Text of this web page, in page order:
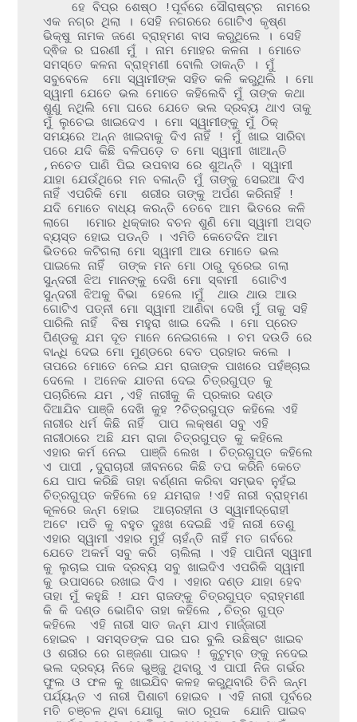
    ହେ ବିପ୍ର ଶେଷ୍ଠ !ପୂର୍ବରେ ସୌରାଷ୍ଟ୍ର  ନାମରେ
ଏକ ନଗ୍ର ଥିଲା । ସେହି ନଗରରେ ଗୋଟିଏ କୃଷ୍ଣ
ଭିକ୍ଷୁ ନାମକ ଜଣେ ବ୍ରାହ୍ମଣ ବାସ କରୁଥିଲେ । ସେହି
ଦ୍ଵିଜ ର ଘରଣୀ ମୁଁ । ନାମ ମୋହର କଳନା । ମୋତେ
ସମସ୍ତେ କଳନା ବ୍ରାହ୍ମଣୀ ବୋଲି ଡାକନ୍ତି । ମୁଁ
ସବୁବେଳେ  ମୋ ସ୍ୱାମୀଙ୍କ ସହିତ କଳି କରୁଥିଲି । ମୋ
ସ୍ୱାମୀ ଯେତେ ଭଲ ମୋତେ କହିଲେବି ମୁଁ ତାଙ୍କ କଥା
ଶୁଣୁ ନଥିଲି ମୋ ଘରେ ଯେତେ ଭଲ ଦ୍ରବ୍ୟ ଥାଏ ତାକୁ
ମୁଁ ଲୁଚେଇ ଖାଇଦେଏ । ମୋ ସ୍ୱାମୀଙ୍କୁ ମୁଁ ଠିକ୍
ସମୟରେ ଅନ୍ନ ଖାଇବାକୁ ଦିଏ ନାହିଁ ! ମୁଁ ଖାଇ ସାରିବା
ପରେ ଯଦି କିଛି ବଳିପଡ଼େ ତ ମୋ ସ୍ୱାମୀ ଖାଆନ୍ତି
,ନଚେତ ପାଣି ପିଇ ଉପବାସ ରେ ଶୁଅନ୍ତି । ସ୍ୱାମୀ
ଯାହା ଯେଉଁଥିରେ ମନ ବଳାନ୍ତି ମୁଁ ତାଙ୍କୁ ସେଇଆ ଦିଏ
ନାହିଁ ଏପରିକି ମୋ  ଶରୀର ତାଙ୍କୁ ଅର୍ପଣ କରିନାହିଁ !
ଯଦି ମୋତେ ବାଧ୍ୟ କରନ୍ତି ତେବେ ଆମ ଭିତରେ କଳି
ଲାଗେ  ।ମୋର ଧିକ୍କାର ବଚନ ଶୁଣି ମୋ ସ୍ୱାମୀ ଅସ୍ତ
ବ୍ୟସ୍ତ ହୋଇ ପଡନ୍ତି । ଏମିତି କେତେଦିନ ଆମ
ଭିତରେ କଟିଗଲା ମୋ ସ୍ୱାମୀ ଆଉ ମୋତେ ଭଲ
ପାଇଲେ ନାହିଁ  ତାଙ୍କ ମନ ମୋ ଠାରୁ ଦୂରେଇ ଗଲା
ସୁନ୍ଦରୀ ଝିଅ ମାନଙ୍କୁ ଦେଖି ମୋ ସ୍ବାମୀ  ଗୋଟିଏ
ସୁନ୍ଦରୀ ଝିଅକୁ ବିଭା  ହେଲେ ।ମୁଁ  ଥାଉ ଥାଉ ଆଉ
ଗୋଟିଏ ପତ୍ନୀ ମୋ ସ୍ୱାମୀ ଆଣିବା ଦେଖି ମୁଁ ତାକୁ ସହି
ପାରିଲି ନାହିଁ  ବିଷ ମହୁରା ଖାଇ ଦେଲି । ମୋ ପ୍ରେତ
ପିଣ୍ଡକୁ ଯମ ଦୂତ ମାନେ ନେଇଗଲେ । ଚମ ଦଉଡି ରେ
ବାନ୍ଧି ଦେଇ ମୋ ମୁଣ୍ଡରେ ବେତ ପ୍ରହାର କଲେ ।
ତାପରେ ମୋତେ ନେଇ ଯମ ରାଜାଙ୍କ ପାଖରେ ପହଁଞ୍ଚାଇ
ଦେଲେ । ଅନେକ ଯାତନା ଦେଇ ଚିତ୍ରଗୁପ୍ତ କୁ
ପଚାରିଲେ ଯମ ,ଏହି ନାରୀକୁ କି ପ୍ରକାର ଦଣ୍ଡ
ଦିଆଯିବ ପାଞ୍ଜି ଦେଖି କୁହ ?ଚିତ୍ରଗୁପ୍ତ କହିଲେ ଏହି
ନାରୀର ଧର୍ମ କିଛି ନାହିଁ  ପାପ ଲକ୍ଷଣ ସବୁ ଏହି
ନାରୀଠାରେ ଅଛି ଯମ ରାଜା ଚିତ୍ରଗୁପ୍ତ କୁ କହିଲେ
ଏହାର କର୍ମ ନେଇ  ପାଞ୍ଜି ଲେଖ । ଚିତ୍ରଗୁପ୍ତ କହିଲେ
ଏ ପାପୀ ,ଦୁରାଚାରୀ ଜୀବନରେ କିଛି ତପ କରିନି କେତେ
ଯେ ପାପ କରିଛି ତାହା ବର୍ଣ୍ଣନା କରିବା ସମ୍ଭବ ନୁହଁଇ
ଚିତ୍ରଗୁପ୍ତ କହିଲେ ହେ ଯମରାଜ !ଏହି ନାରୀ ବ୍ରାହ୍ମଣ
କୂଳରେ ଜନ୍ମ ହୋଇ  ଆଚାରହୀନା ଓ ସ୍ୱାମୀଦ୍ରୋହୀ
ଅଟେ ।ପତି କୁ ବହୁତ ଦୁଃଖ ଦେଇଛି ଏହି ନାରୀ ତେଣୁ
ଏହାର ସ୍ୱାମୀ ଏହାର ମୁହଁ ଚାହଁନ୍ତି ନାହିଁ ମତ ଗର୍ବରେ
ଯେତେ ଅକର୍ମ ସବୁ କରି  ଚାଲିଲା । ଏହି ପାପିନୀ ସ୍ୱାମୀ
କୁ ଲୁଚାଇ ପାକ ଦ୍ରବ୍ୟ ସବୁ ଖାଇଦିଏ ଏପରିକି ସ୍ୱାମୀ
କୁ ଉପାସରେ ରଖାଇ ଦିଏ । ଏହାର ଦଣ୍ଡ ଯାହା ହେବ
ତାହା ମୁଁ କହୁଛି ! ଯମ ରାଜଙ୍କୁ ଚିତ୍ରଗୁପ୍ତ ବ୍ରାହ୍ମଣୀ
କି କି ଦଣ୍ଡ ଭୋଗିବ ତାହା କହିଲେ ,ଚିତ୍ର ଗୁପ୍ତ
କହିଲେ  ଏହି ନାରୀ ସାତ ଜନ୍ମ ଯାଏ ମାର୍ଜ୍ଜାରୀ
ହୋଇବ । ସମସ୍ତଙ୍କ ଘର ଘର ବୁଲି ଉଛିଷ୍ଟ ଖାଇବ
ଓ ଶରୀର ରେ ଗଞ୍ଜଣା ପାଇବ ! କୁଟୁମ୍ବ ଙ୍କୁ ନଦେଇ
ଭଲ ଦ୍ରବ୍ୟ ନିଜେ ଭୁଞ୍ଜୁ ଥିବାରୁ ଏ ପାପୀ ନିଜ ଗର୍ଭର
ଫୁଲ ଓ ଫଳ କୁ ଖାଇଯିବ କଳହ କରୁଥିବାରି ତିନି ଜନ୍ମ
ପର୍ଯ୍ୟନ୍ତ ଏ ନାରୀ ପିଶାଚୀ ହୋଇବ । ଏହି ନାରୀ ପୂର୍ବରେ
ମତି ଚଞ୍ଚଳ ଥିବା ଯୋଗୁ  କାଠ ରୂପକ  ଯୋନି ପାଇବ